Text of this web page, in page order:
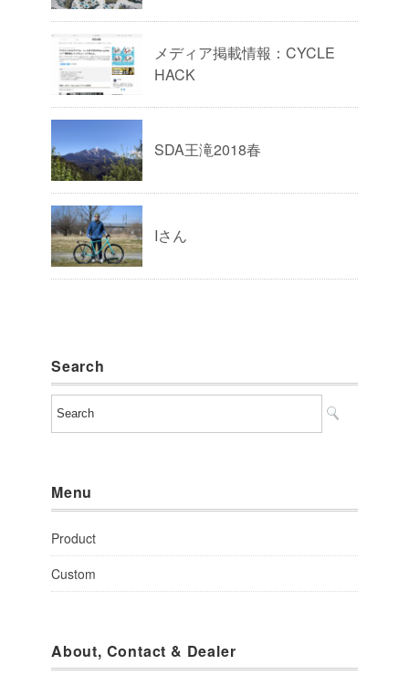
メディア掲載情報：CYCLE
HACK
SDA王滝2018春
Iさん
Search
Menu
Product
Custom
About, Contact & Dealer